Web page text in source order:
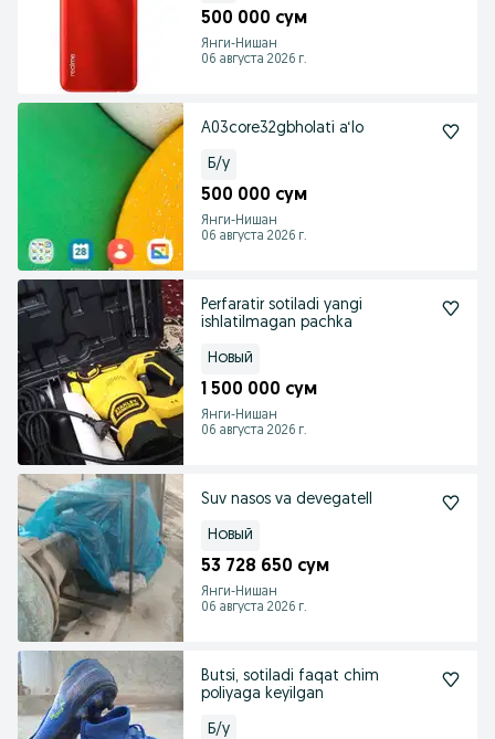
500 000 сум
Янги-Нишан
06 августа 2026 г.
A03core32gbholati a‘lo
Б/у
500 000 сум
Янги-Нишан
06 августа 2026 г.
Perfaratir sotiladi yangi
ishlatilmagan pachka
Новый
1 500 000 сум
Янги-Нишан
06 августа 2026 г.
Suv nasos va devegatell
Новый
53 728 650 сум
Янги-Нишан
06 августа 2026 г.
Butsi, sotiladi faqat chim
poliyaga keyilgan
Б/у